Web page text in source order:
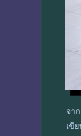
จา
เขี